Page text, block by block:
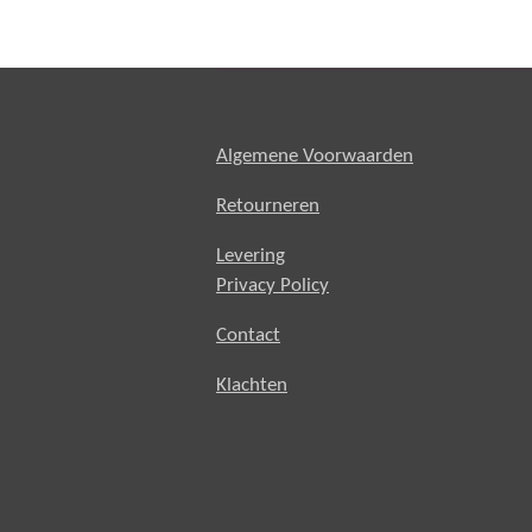
Algemene Voorwaarden
Retourneren
Levering
Privacy Policy
Contact
Klachten